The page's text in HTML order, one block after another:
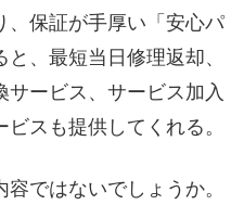
、保証が手厚い「安心パ
、最短当日修理返却、
ービス、サービス加入
スも提供してくれる。
ではないでしょうか。